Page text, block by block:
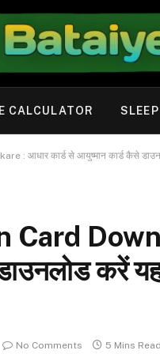
CALCULATOR
कार्ड से आयुष्मान कार्ड कैसे
Card
करें
No Comments 5 Mins Read